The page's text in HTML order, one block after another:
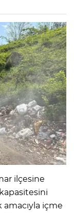
ilçesine
amacıyla içme